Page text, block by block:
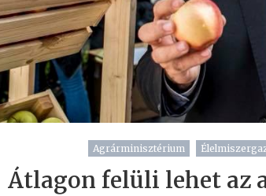
Agrárminisztérium
Átlagon felüli lehet az